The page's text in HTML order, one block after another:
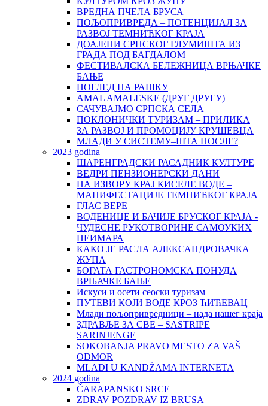
ВРЕДНА ПЧЕЛА БРУСА
ПОЉОПРИВРЕДА – ПОТЕНЦИЈАЛ ЗА
РАЗВОЈ ТЕМНИЋКОГ КРАЈА
ДОАЈЕНИ СРПСКОГ ГЛУМИШТА ИЗ
ГРАДА ПОД БАГДАЛОМ
ФЕСТИВАЛСКА БЕЛЕЖНИЦА ВРЊАЧКЕ
БАЊЕ
ПОГЛЕД НА РАШКУ
AMAL AMALESKE (ДРУГ ДРУГУ)
САЧУВАЈМО СРПСКА СЕЛА
ПОКЛОНИЧКИ ТУРИЗАМ – ПРИЛИКА
ЗА РАЗВОЈ И ПРОМОЦИЈУ КРУШЕВЦА
МЛАДИ У СИСТЕМУ–ШТА ПОСЛЕ?
2023 godina
ШАРЕНГРАДСКИ РАСАДНИК КУЛТУРЕ
ВЕДРИ ПЕНЗИОНЕРСКИ ДАНИ
НА ИЗВОРУ КРАЈ КИСЕЛЕ ВОДЕ –
МАНИФЕСТАЦИЈЕ ТЕМНИЋКОГ КРАЈА
ГЛАС ВЕРЕ
ВОДЕНИЦЕ И БАЧИЈЕ БРУСКОГ КРАЈА -
ЧУДЕСНЕ РУКОТВОРИНЕ САМОУКИХ
НЕИМАРА
КАКО ЈЕ РАСЛА АЛЕКСАНДРОВАЧКА
ЖУПА
БОГАТА ГАСТРОНОМСКА ПОНУДА
ВРЊАЧКЕ БАЊЕ
Искуси и осети сеоски туризам
ПУТЕВИ КОЈИ ВОДЕ КРОЗ ЋИЋЕВАЦ
Млади пољопривредници – нада нашег краја
ЗДРАВЉЕ ЗА СВЕ – SASTRIPE
SARINJENGE
SOKOBANJA PRAVO MESTO ZA VAŠ
ODMOR
MLADI U KANDŽAMA INTERNETA
2024 godina
ČARAPANSKO SRCE
ZDRAV POZDRAV IZ BRUSA